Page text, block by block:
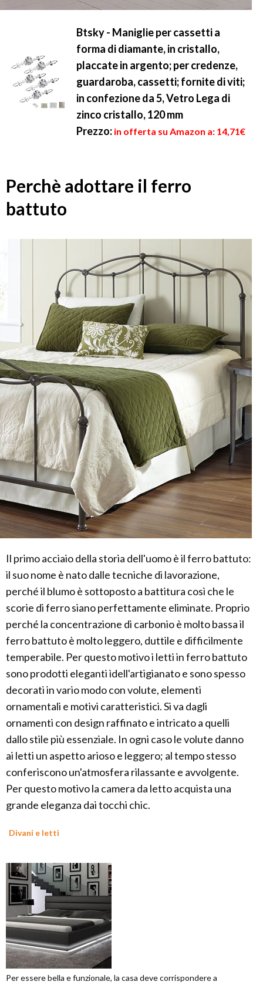
Btsky - Maniglie per cassetti a
forma di diamante, in cristallo,
placcate in argento; per credenze,
guardaroba, cassetti; fornite di viti;
in confezione da 5, Vetro Lega di
zinco cristallo, 120 mm
Prezzo: in offerta su Amazon a: 14,71€
Perchè adottare il ferro
battuto
Il primo acciaio della storia dell'uomo è il ferro battuto:
il suo nome è nato dalle tecniche di lavorazione,
perché il blumo è sottoposto a battitura così che le
scorie di ferro siano perfettamente eliminate. Proprio
perché la concentrazione di carbonio è molto bassa il
ferro battuto è molto leggero, duttile e difficilmente
temperabile. Per questo motivo i letti in ferro battuto
sono prodotti eleganti ìdell'artigianato e sono spesso
decorati in vario modo con volute, elementi
ornamentali e motivi caratteristici. Si va dagli
ornamenti con design raffinato e intricato a quelli
dallo stile più essenziale. In ogni caso le volute danno
ai letti un aspetto arioso e leggero; al tempo stesso
conferiscono un'atmosfera rilassante e avvolgente.
Per questo motivo la camera da letto acquista una
grande eleganza dai tocchi chic.
Divani e letti
Per essere bella e funzionale, la casa deve corrispondere a